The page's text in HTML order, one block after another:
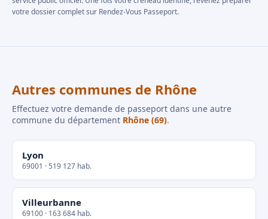
votre dossier complet sur Rendez-Vous Passeport.
Autres communes de Rhône
Effectuez votre demande de passeport dans une autre
commune du département Rhône (69).
Lyon
69001 · 519 127 hab.
Villeurbanne
69100 · 163 684 hab.